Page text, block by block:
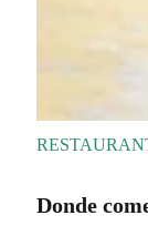
Donde